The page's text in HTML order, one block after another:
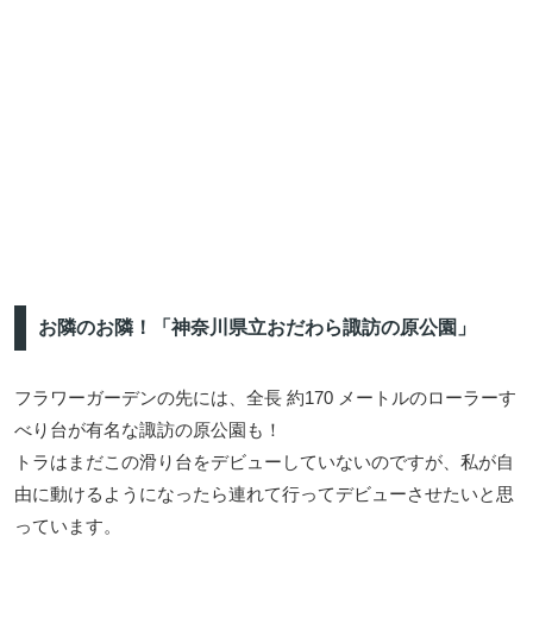
お隣のお隣！「神奈川県立おだわら諏訪の原公園」
フラワーガーデンの先には、全長 約170 メートルのローラーす
べり台が有名な諏訪の原公園も！
トラはまだこの滑り台をデビューしていないのですが、私が自
由に動けるようになったら連れて行ってデビューさせたいと思
っています。